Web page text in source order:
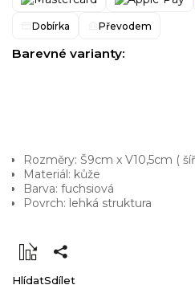
Dobírka Převodem
Barevné varianty:
Rozměry: Š9cm x V10,5cm (
Materiál: kůže
Barva: fuchsiová
Povrch: lehká struktura
HlídatSdílet